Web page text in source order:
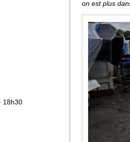
18h30
on est plus